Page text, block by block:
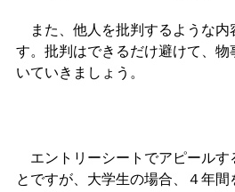
また、他人を批判するような内
す。批判はできるだけ避けて、
いていきましょう。
エントリーシートでアピールす
とですが、大学生の場合、４年